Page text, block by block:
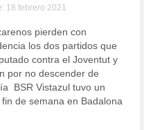
18 febrero 2021
pierden con
los dos partidos que
contra el Joventut y
por no descender de
BSR Vistazul tuvo un
fin de semana en Badalona